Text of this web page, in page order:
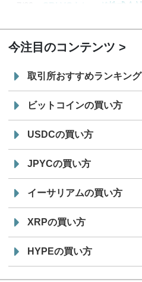
7/29
SBI VCトレード株式会社
今注目のコンテンツ
取引所おすすめランキング
ビットコインの買い方
USDCの買い方
JPYCの買い方
イーサリアムの買い方
XRPの買い方
HYPEの買い方